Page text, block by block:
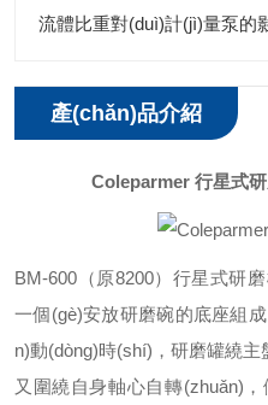
流體比重對(duì)計(jì)量泵的
產(chǎn)品介紹
Coleparmer 行星式
BM-600（原8200）行星式研
一個(gè)安放研磨碗的底座組成
n)動(dòng)時(shí)，研磨罐繞
又圍繞自身軸心自轉(zhuǎn)